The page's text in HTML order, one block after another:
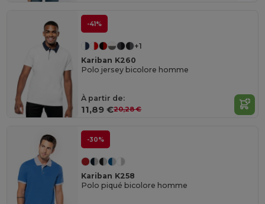
-41%
+1
Kariban K260
Polo jersey bicolore homme
À partir de:
11,89 €20,28 €
-30%
Kariban K258
Polo piqué bicolore homme